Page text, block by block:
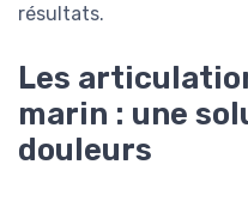
résultats.
Les
marin : une
douleurs